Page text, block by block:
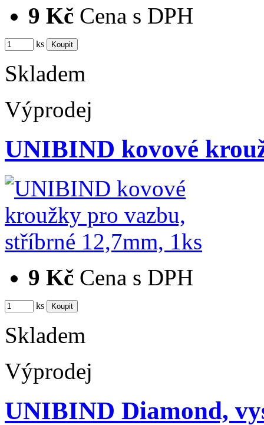
9 Kč Cena s DPH
ks
Skladem
Výprodej
UNIBIND kovové
9 Kč Cena s DPH
ks
Skladem
Výprodej
UNIBIND Diamond,